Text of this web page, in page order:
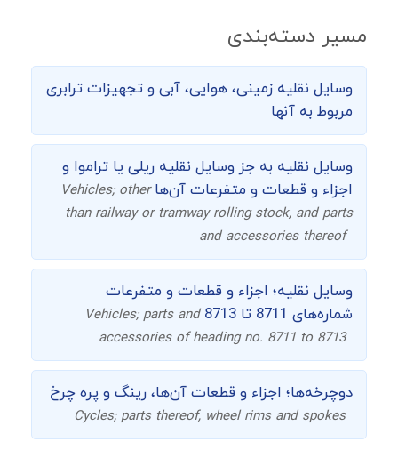
مسیر دسته‌بندی
وسایل نقلیه زمینی، هوایی، آبی و تجهیزات ترابری
مربوط به آنها
وسایل نقلیه به جز وسایل نقلیه ریلی یا تراموا و
اجزاء و قطعات و متفرعات آن‌هاVehicles; other
than railway or tramway rolling stock, and parts
and accessories thereof
وسایل نقلیه؛ اجزاء و قطعات و متفرعات
شماره‌های 8711 تا 8713
Vehicles; parts and
accessories of heading no. 8711 to 8713
دوچرخه‌ها؛ اجزاء و قطعات آن‌ها، رینگ و پره چرخ
Cycles; parts thereof, wheel rims and spokes